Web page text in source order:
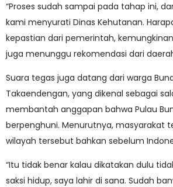
“Proses sudah sampai pada tahap ini,
kami menyurati Dinas Kehutanan.
kepastian dari pemerintah,
juga menunggu rekomendasi dari
Suara tegas juga datang dari warga
Takaendengan, yang dikenal sebagai
membantah anggapan bahwa Pulau
berpenghuni. Menurutnya, masyarakat
wilayah tersebut bahkan sebelum
“Itu tidak benar kalau dikatakan dulu
saksi hidup, saya lahir di sana. Sudah